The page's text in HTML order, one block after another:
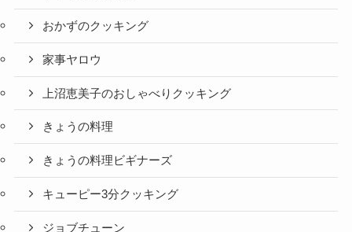
おかずのクッキング
家事ヤロウ
上沼恵美子のおしゃべりクッキング
きょうの料理
きょうの料理ビギナーズ
キューピー3分クッキング
ジョブチューン